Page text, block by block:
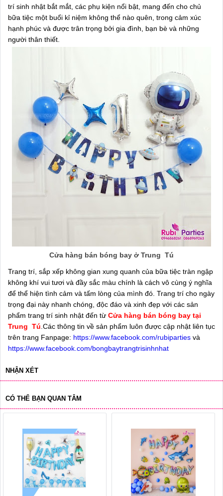
trí sinh nhật bắt mắt, các phụ kiện nổi bật, mang đến cho chủ
bữa tiệc một buổi kỉ niệm không thể nào quên, trong cảm xúc
hạnh phúc và được trân trọng bởi gia đình, bạn bè và những
người thân thiết.
Cửa hàng bán bóng bay ở Trung Tú
Trang trí, sắp xếp không gian xung quanh của bữa tiệc tràn ngập
không khí vui tươi và đầy sắc màu chính là cách vô cùng ý nghĩa
để thể hiện tình cảm và tấm lòng của mình đó. Trang trí cho ngày
trọng đại này nhanh chóng, độc đáo và xinh đẹp với các sản
phẩm trang trí sinh nhật đến từ Cửa hàng bán bóng bay tại
Trung Tú .Các thông tin về sản phẩm luôn được cập nhật liên tục
trên trang Fanpage: https://www.facebook.com/rubiparties và
https://www.facebook.com/bongbaytrangtrisinhnhat
NHẬN XÉT
CÓ THỂ BẠN QUAN TÂM